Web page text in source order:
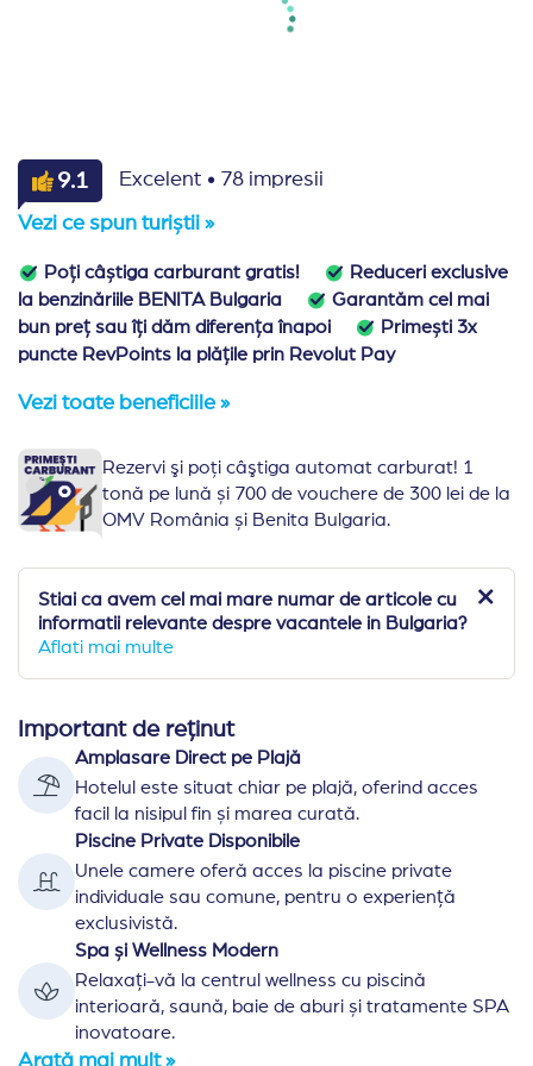
9.1 Excelent · 78 impresii
Vezi ce spun turiștii »
Poți câștiga carburant gratis!
Reduceri exclusive
la benzinăriile BENITA Bulgaria
Garantăm cel mai
bun preț sau îți dăm diferența înapoi
Primești 3x
puncte RevPoints la plățile prin Revolut Pay
Vezi toate beneficiile »
Rezervi şi poţi câştiga automat carburat! 1
tonă pe lună și 700 de vouchere de 300 lei de la
OMV România și Benita Bulgaria.
Stiai ca avem cel mai mare numar de articole cu
informatii relevante despre vacantele in Bulgaria?
Aflati mai multe
Important de reținut
Amplasare Direct pe Plajă
Hotelul este situat chiar pe plajă, oferind acces
facil la nisipul fin și marea curată.
Piscine Private Disponibile
Unele camere oferă acces la piscine private
individuale sau comune, pentru o experiență
exclusivistă.
Spa și Wellness Modern
Relaxați-vă la centrul wellness cu piscină
interioară, saună, baie de aburi și tratamente SPA
inovatoare.
Arată mai mult »